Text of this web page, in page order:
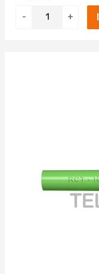
- +